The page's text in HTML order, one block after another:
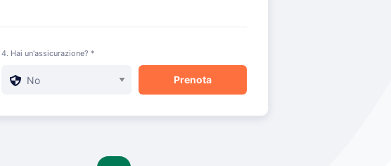
4. Hai un'assicurazione? *